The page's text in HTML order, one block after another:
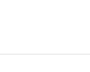
독식의 역학이라는 개